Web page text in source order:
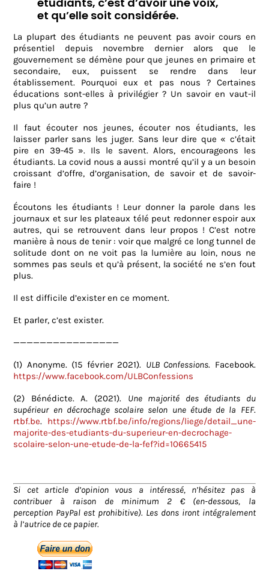
et qu’elle soit considérée.
La plupart des étudiants ne peuvent pas avoir cours en
présentiel depuis novembre dernier alors que le
gouvernement se démène pour que jeunes en primaire et
secondaire, eux, puissent se rendre dans leur
établissement. Pourquoi eux et pas nous ? Certaines
éducations sont-elles à privilégier ? Un savoir en vaut-il
plus qu’un autre ?
Il faut écouter nos jeunes, écouter nos étudiants, les
laisser parler sans les juger. Sans leur dire que « c’était
pire en 39-45 ». Ils le savent. Alors, encourageons les
étudiants. La covid nous a aussi montré qu’il y a un besoin
croissant d’offre, d’organisation, de savoir et de savoir-
faire !
Écoutons les étudiants ! Leur donner la parole dans les
journaux et sur les plateaux télé peut redonner espoir aux
autres, qui se retrouvent dans leur propos ! C’est notre
manière à nous de tenir : voir que malgré ce long tunnel de
solitude dont on ne voit pas la lumière au loin, nous ne
sommes pas seuls et qu’à présent, la société ne s’en fout
plus.
Il est difficile d’exister en ce moment.
Et parler, c’est exister.
————————————————
(1) Anonyme. (15 février 2021). ULB Confessions. Facebook.
https://www.facebook.com/ULBConfessions
(2) Bénédicte. A. (2021). Une majorité des étudiants du
supérieur en décrochage scolaire selon une étude de la FEF.
rtbf.be. https://www.rtbf.be/info/regions/liege/detail_une-
majorite-des-etudiants-du-superieur-en-decrochage-
scolaire-selon-une-etude-de-la-fef?id=10665415
Si cet article d’opinion vous a intéressé, n’hésitez pas à
contribuer à raison de minimum 2 € (en-dessous, la
perception PayPal est prohibitive). Les dons iront intégralement
à l’autrice de ce papier.